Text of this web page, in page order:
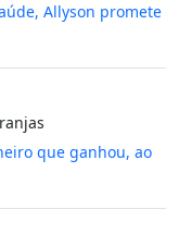
Allyson promete
que ganhou, ao